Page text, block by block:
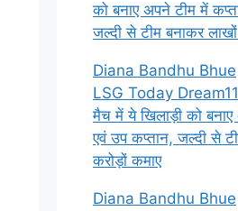
को बनाए अपने टीम में
जल्दी से टीम बनाकर
Diana Bandhu Bhue
LSG Today
मैच में ये खिलाड़ी को
एवं उप कप्तान, जल्दी से
करोड़ों कमाए
Diana Bandhu Bhue